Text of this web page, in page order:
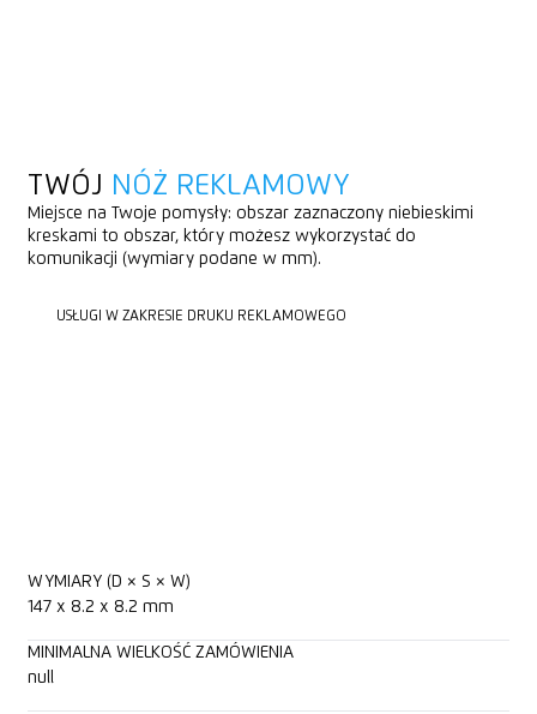
TWÓJ NÓŻ REKLAMOWY
Miejsce na Twoje pomysły: obszar zaznaczony niebieskimi
kreskami to obszar, który możesz wykorzystać do
komunikacji (wymiary podane w mm).
USŁUGI W ZAKRESIE DRUKU REKLAMOWEGO
WYMIARY (D × S × W)
147 x 8.2 x 8.2 mm
MINIMALNA WIELKOŚĆ ZAMÓWIENIA
null